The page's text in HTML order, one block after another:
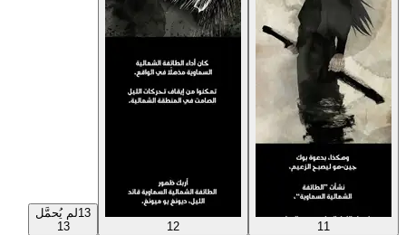
11
12
13لم يُحمَّل
13